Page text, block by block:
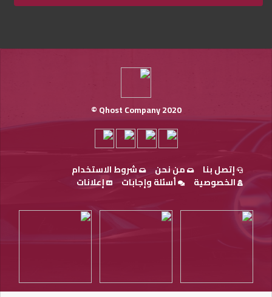
Qhost Company 2020 ©
إتصل بنا من نحن
شروط الاستخدام
الخصوصية
أسئلة وإجابات إعلانات